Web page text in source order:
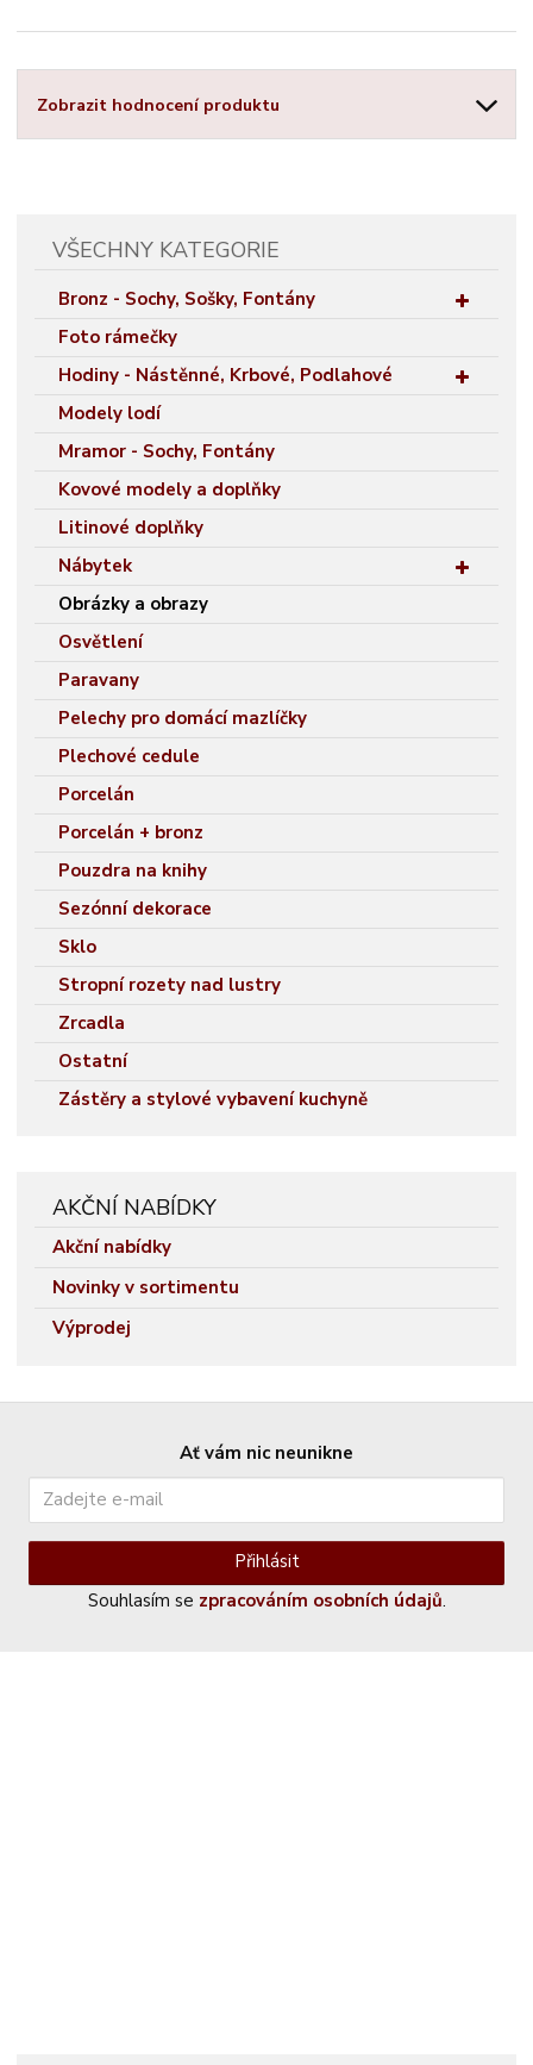
Zobrazit hodnocení produktu
VŠECHNY KATEGORIE
Bronz - Sochy, Sošky, Fontány
Foto rámečky
Hodiny - Nástěnné, Krbové, Podlahové
Modely lodí
Mramor - Sochy, Fontány
Kovové modely a doplňky
Litinové doplňky
Nábytek
Obrázky a obrazy
Osvětlení
Paravany
Pelechy pro domácí mazlíčky
Plechové cedule
Porcelán
Porcelán + bronz
Pouzdra na knihy
Sezónní dekorace
Sklo
Stropní rozety nad lustry
Zrcadla
Ostatní
Zástěry a stylové vybavení kuchyně
AKČNÍ NABÍDKY
Akční nabídky
Novinky v sortimentu
Výprodej
Ať vám nic neunikne
Přihlásit
Souhlasím se zpracováním osobních údajů.